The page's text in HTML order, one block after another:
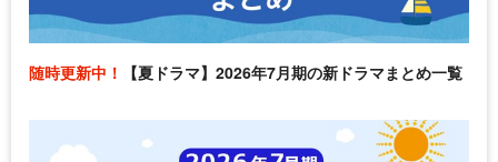
随時更新中！ 【夏ドラマ】2026年7月期の新ドラマまとめ一覧